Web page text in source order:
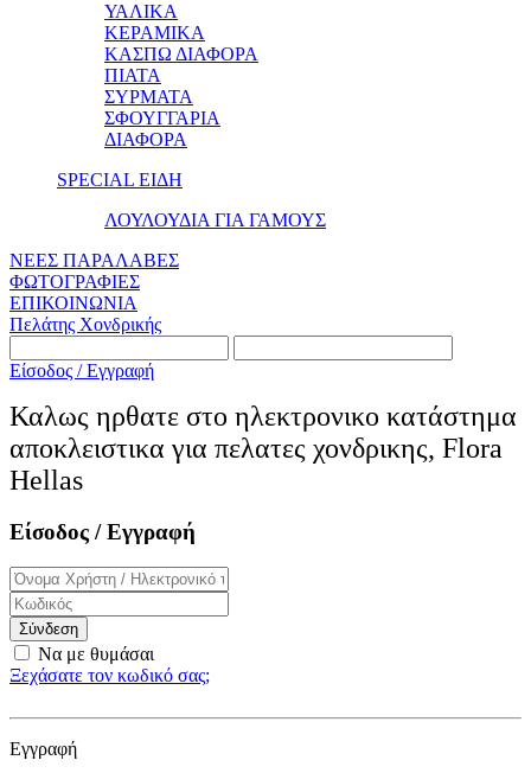
ΥΑΛΙΚΑ
ΚΕΡΑΜΙΚΑ
ΚΑΣΠΩ ΔΙΑΦΟΡΑ
ΠΙΑΤΑ
ΣΥΡΜΑΤΑ
ΣΦΟΥΓΓΑΡΙΑ
ΔΙΑΦΟΡΑ
SPECIAL ΕΙΔΗ
ΛΟΥΛΟΥΔΙΑ ΓΙΑ ΓΑΜΟΥΣ
ΝΕΕΣ ΠΑΡΑΛΑΒΕΣ
ΦΩΤΟΓΡΑΦΙΕΣ
ΕΠΙΚΟΙΝΩΝΙΑ
Πελάτης Χονδρικής
Είσοδος / Εγγραφή
Καλως ηρθατε στο ηλεκτρονικo κατάστημα
αποκλειστικα για πελατες χονδρικης, Flora
Hellas
Είσοδος / Εγγραφή
Σύνδεση
Να με θυμάσαι
Ξεχάσατε τον κωδικό σας;
Εγγραφή